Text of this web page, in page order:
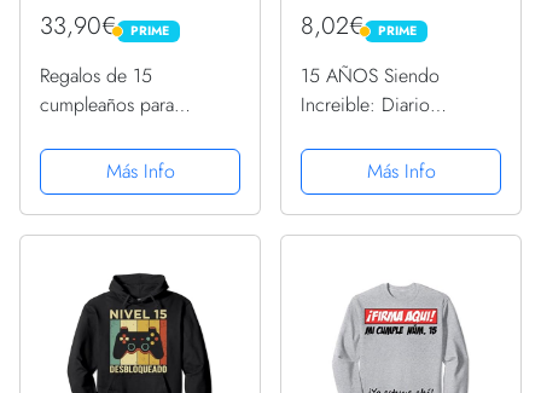
33,90€ PRIME
PRIME
Regalos de 15
cumpleaños para
15 cumpleaños
desbloqueado Sudadera
con Capucha
Más Info
8,02€ PRIME
PRIME
15 AÑOS Siendo
Increible: Diario
Regalos Cumpleaños
niñas chico 15 años ,
Apuntes o Agenda ,
Originales Cumpleaños
Más Info